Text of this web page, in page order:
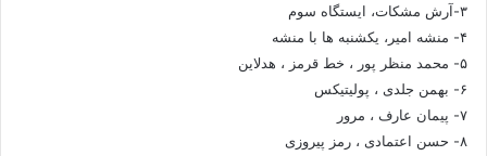
۳-آرش مشکات، ایستگاه سوم
۴- منشه امیر، یکشنبه ها با منشه
۵- محمد منظر پور ، خط قرمز ، هدلاین
۶- بهمن جلدی ، پولیتیکس
۷- پیمان عارف ، مرور
۸- حسن اعتمادی ، رمز پیروزی